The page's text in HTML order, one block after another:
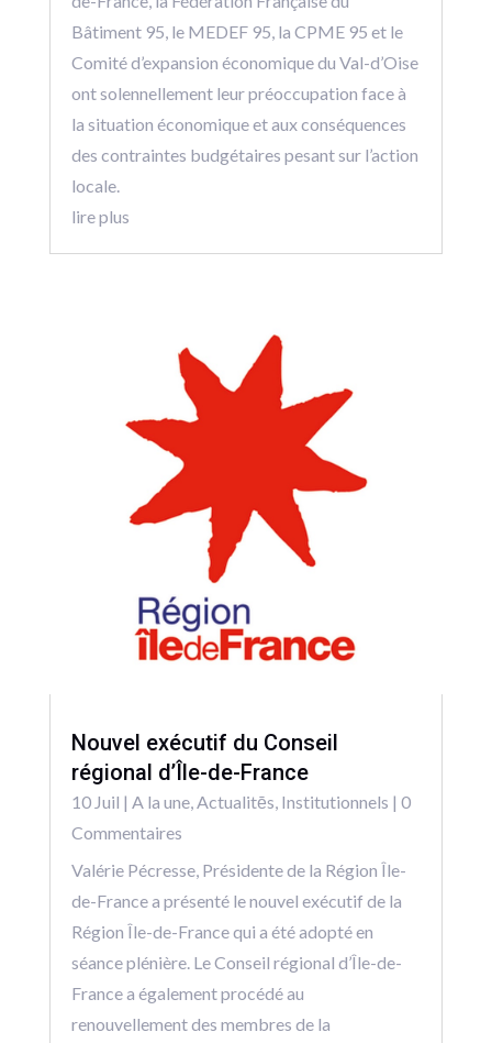
Bâtiment 95, le MEDEF 95, la CPME 95 et le
Comité d’expansion économique du Val-d’Oise
ont solennellement leur préoccupation face à
la situation économique et aux conséquences
des contraintes budgétaires pesant sur l’action
locale.
lire plus
Nouvel exécutif du Conseil
régional d’Île-de-France
10 Juil | A la une,Actualitēs, Institutionnels | 0
Commentaires
Valérie Pécresse, Présidente de la Région Île-
de-France a présenté le nouvel exécutif de la
Région Île-de-France qui a été adopté en
séance plénière. Le Conseil régional d’Île-de-
France a également procédé au
renouvellement des membres de la